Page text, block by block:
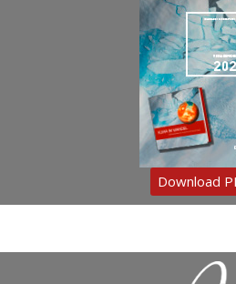
Download